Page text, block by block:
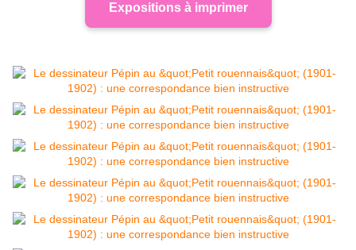
Expositions à imprimer